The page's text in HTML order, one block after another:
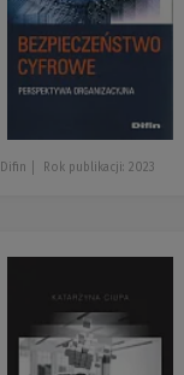
Difin Rok publikacji: 2023